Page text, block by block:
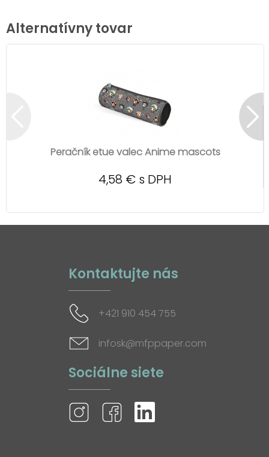
Alternatívny tovar
Peračník etue valec Anime mascots
4,58 € s DPH
Kontaktujte nás
+421 910 454 755
infosk@mfppaper.com
Sociálne siete